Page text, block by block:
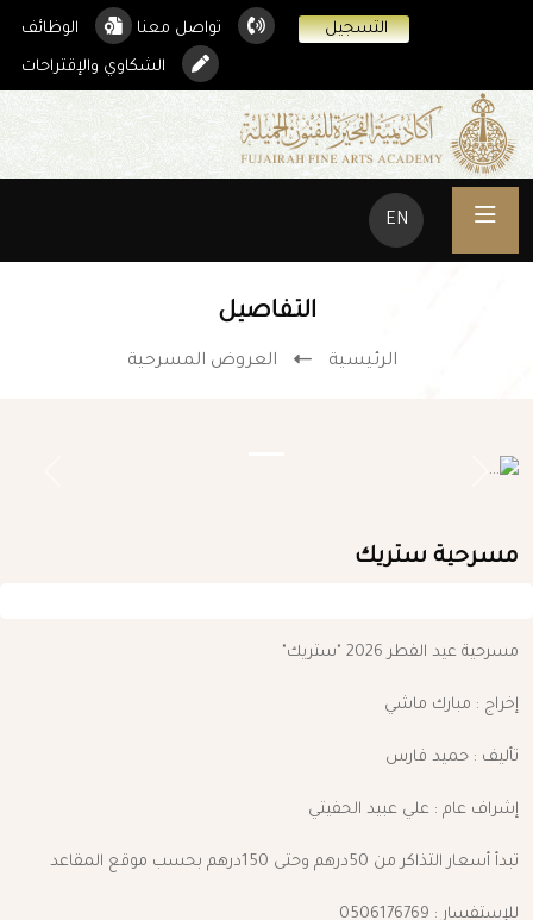
التسجيل تواصل معنا الوظائف
الشكاوي والإقتراحات
EN
التفاصيل
الرئيسية العروض المسرحية
مسرحية ستريك
مسرحية عيد الفطر 2026 "ستريك"
إخراج : مبارك ماشي
تأليف : حميد فارس
إشراف عام : علي عبيد الحفيتي
تبدأ أسعار التذاكر من 50درهم وحتى 150درهم بحسب موقع المقاعد
للإستفسار : 0506176769